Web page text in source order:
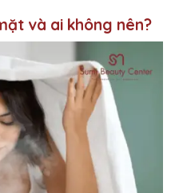
và ai không nên?